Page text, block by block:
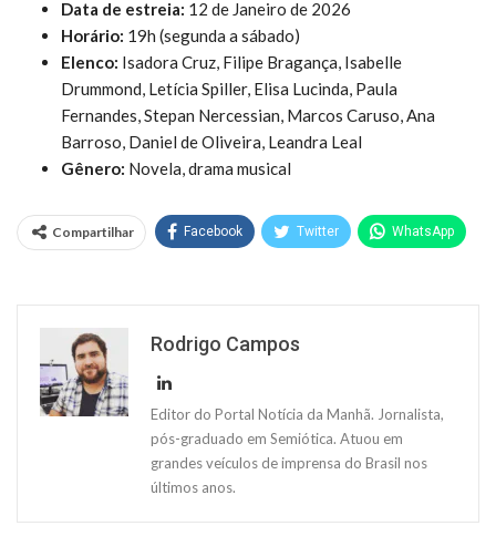
Data de estreia: 12 de Janeiro de 2026
Horário: 19h (segunda a sábado)
Elenco: Isadora Cruz, Filipe Bragança, Isabelle
Drummond, Letícia Spiller, Elisa Lucinda, Paula
Fernandes, Stepan Nercessian, Marcos Caruso, Ana
Barroso, Daniel de Oliveira, Leandra Leal
Gênero: Novela, drama musical
Compartilhar Facebook Twitter WhatsApp
Rodrigo Campos
Editor do Portal Notícia da Manhã. Jornalista,
pós-graduado em Semiótica. Atuou em
grandes veículos de imprensa do Brasil nos
últimos anos.